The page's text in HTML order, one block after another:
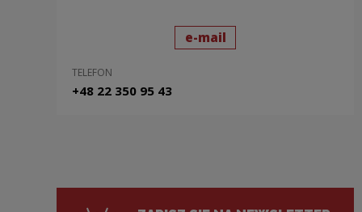
wyślij wiadomość
e-maildo: Bogumiła
TELEFON
+48 22 350 95 43